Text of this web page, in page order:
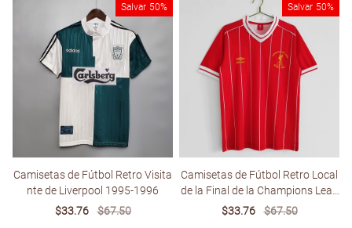
Salvar 50%
Camisetas de Fútbol Retro Visita
nte de Liverpool 1995-1996
Sale
$33.76
Regular
$67.50
Salvar 50%
Camisetas de Fútbol Retro Local
de la Final de la Champions Leag
ue (UCL) de 1984 de Liverpool
Sale
$33.76
Regular
$67.50